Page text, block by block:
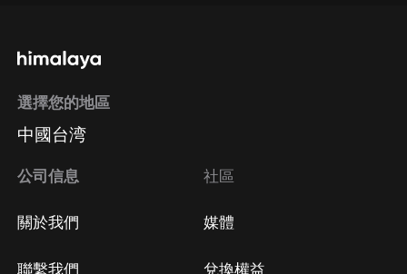
選擇您的地區
中國台湾
公司信息
關於我們
聯繫我們
社區
媒體
兌換權益